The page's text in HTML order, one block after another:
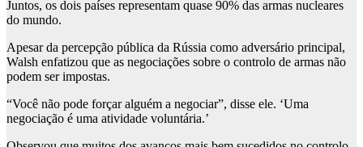
Juntos, os dois países representam quase 90% das armas nucleares
do mundo.
Apesar da percepção pública da Rússia como adversário principal,
Walsh enfatizou que as negociações sobre o controlo de armas não
podem ser impostas.
“Você não pode forçar alguém a negociar”, disse ele. ‘Uma
negociação é uma atividade voluntária.’